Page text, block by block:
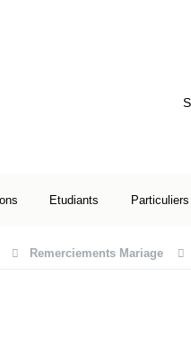
Etudiants Particuliers
Remerciements Mariage